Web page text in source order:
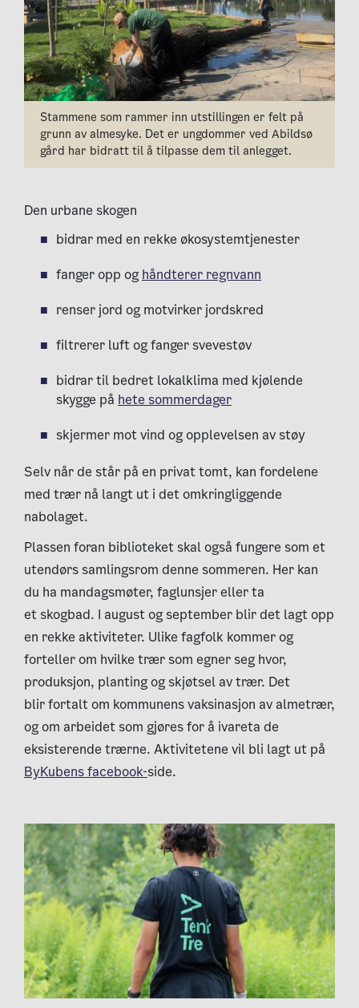
Stammene som rammer inn utstillingen er felt på
grunn av almesyke. Det er ungdommer ved Abildsø
gård har bidratt til å tilpasse dem til anlegget.
Den urbane skogen
bidrar med en rekke økosystemtjenester
fanger opp oghåndterer regnvann
renser jord og motvirker jordskred
filtrerer luft og fanger svevestøv
bidrar til bedret lokalklima med kjølende
skygge på hete sommerdager
skjermer mot vind og opplevelsen av støy
Selv når de står på en privat tomt, kan fordelene
med trær nå langt ut i det omkringliggende
nabolaget.
Plassen foran biblioteket skal også fungere som et
utendørs samlingsrom denne sommeren. Her kan
du ha mandagsmøter, faglunsjer eller ta
et skogbad. I august og september blir det lagt opp
en rekke aktiviteter. Ulike fagfolk kommer og
forteller om hvilke trær som egner seg hvor,
produksjon, planting og skjøtsel av trær. Det
blir fortalt om kommunens vaksinasjon av almetrær,
og om arbeidet som gjøres for å ivareta de
eksisterende trærne. Aktivitetene vil bli lagt ut på
ByKubens facebook-side.